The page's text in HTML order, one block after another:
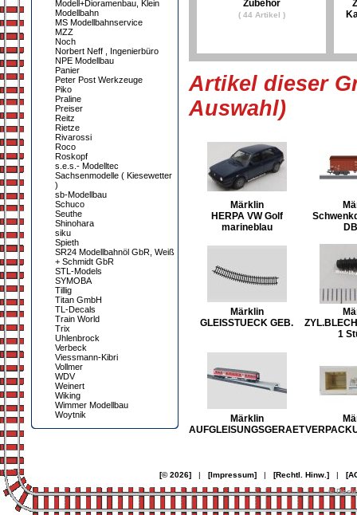
Modell+Dioramenbau, Klein
Modellbahn
MS Modellbahnservice
MZZ
Noch
Norbert Neff , Ingenierbüro
NPE Modellbau
Panier
Peter Post Werkzeuge
Piko
Praline
Preiser
Reitz
Rietze
Rivarossi
Roco
Roskopf
s.e.s.- Modelltec
Sachsenmodelle ( Kiesewetter
)
sb-Modellbau
Schuco
Seuthe
Shinohara
siku
Spieth
SR24 Modellbahnöl GbR, Weiß
+ Schmidt GbR
STL-Models
SYMOBA
Tillig
Titan GmbH
TL-Decals
Train World
Trix
Uhlenbrock
Verbeck
Viessmann-Kibri
Vollmer
WDV
Weinert
Wiking
Wimmer Modellbau
Woytnik
Zubehör
( 44 Artikel )
Artikel dieser
Auswahl)
Märklin
HERPA VW Golf
marineblau
Märklin
GLEISSTUECK GEB.
1
Märklin
AUFGLEISUNGSGERAET
[© 2026]| [Impressum]| [Rechtl. Hinw.]|
©